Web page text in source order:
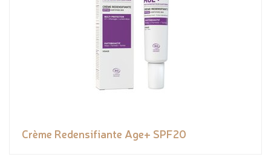
Crème Redensifiante Age+ SPF20